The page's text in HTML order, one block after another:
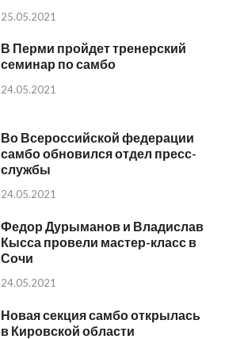
25.05.2021
В Перми пройдет тренерский
семинар по самбо
24.05.2021
Во Всероссийской федерации
самбо обновился отдел пресс-
службы
24.05.2021
Федор Дурыманов и Владислав
Кысса провели мастер-класс в
Сочи
24.05.2021
Новая секция самбо открылась
в Кировской области